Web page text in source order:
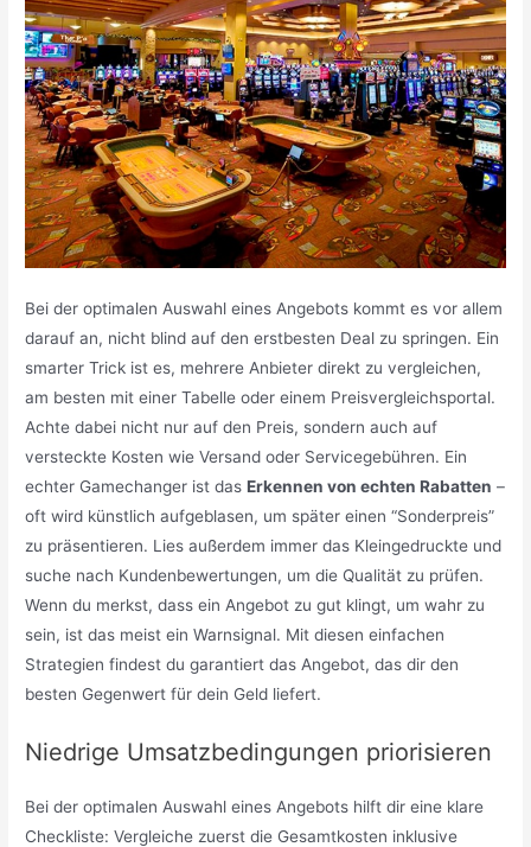
Bei der optimalen Auswahl eines Angebots kommt es vor allem
darauf an, nicht blind auf den erstbesten Deal zu springen. Ein
smarter Trick ist es, mehrere Anbieter direkt zu vergleichen,
am besten mit einer Tabelle oder einem Preisvergleichsportal.
Achte dabei nicht nur auf den Preis, sondern auch auf
versteckte Kosten wie Versand oder Servicegebühren. Ein
echter Gamechanger ist dasErkennen von echten Rabatten –
oft wird künstlich aufgeblasen, um später einen “Sonderpreis”
zu präsentieren. Lies außerdem immer das Kleingedruckte und
suche nach Kundenbewertungen, um die Qualität zu prüfen.
Wenn du merkst, dass ein Angebot zu gut klingt, um wahr zu
sein, ist das meist ein Warnsignal. Mit diesen einfachen
Strategien findest du garantiert das Angebot, das dir den
besten Gegenwert für dein Geld liefert.
Niedrige Umsatzbedingungen priorisieren
Bei der optimalen Auswahl eines Angebots hilft dir eine klare
Checkliste: Vergleiche zuerst die Gesamtkosten inklusive